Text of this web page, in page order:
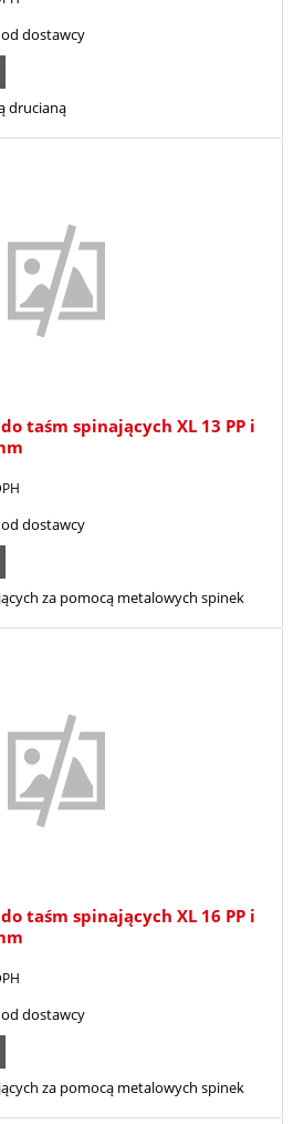
dostawcy
drucianą
taśm spinających XL 13 PP i
dostawcy
za pomocą metalowych spinek
taśm spinających XL 16 PP i
dostawcy
za pomocą metalowych spinek